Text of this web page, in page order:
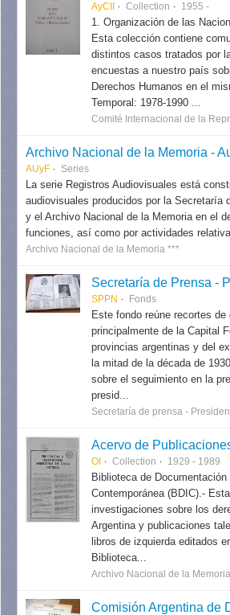
AyCII Collection 1955 -
1. Organización de las
Esta colección contiene
distintos casos tratados por
encuestas a nuestro país
Derechos Humanos en el
Temporal: 1978-1990 ...
Comité Internacional de la
AUyF Series
La serie Registros Audiovisuales está
audiovisuales producidos por la Secretaría
y el Archivo Nacional de la Memoria en el
funciones, así como por actividades
Archivo Nacional de la Memoria ***
SPPN Fonds
Este fondo reúne recortes
principalmente de la Capital
provincias argentinas y del
la mitad de la década de
sobre el seguimiento en la
presid...
Secretaría de prensa -
OI Collection 1929 - 1989
Biblioteca de Documentación
Contemporánea (BDIC).-
investigaciones sobre los
Argentina y publicaciones
libros de izquierda editados
Biblioteca...
Archivo Nacional de la